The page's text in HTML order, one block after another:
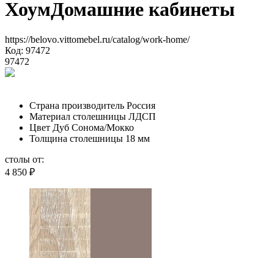
ХоумДомашние кабинеты
https://belovo.vittomebel.ru/catalog/work-home/
Код: 97472
97472
Страна производитель Россия
Материал столешницы ЛДСП
Цвет Дуб Сонома/Мокко
Толщина столешницы 18 мм
столы от:
4 850 ₽